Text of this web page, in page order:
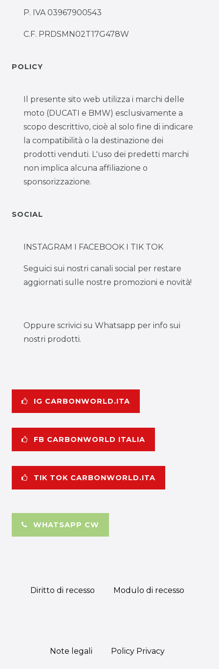
P. IVA 03967900543
C.F. PRDSMN02T17G478W
POLICY
Il presente sito web utilizza i marchi delle
moto (DUCATI e BMW) esclusivamente a
scopo descrittivo, cioè al solo fine di indicare
la compatibilità o la destinazione dei
prodotti venduti. L'uso dei predetti marchi
non implica alcuna affiliazione o
sponsorizzazione.
SOCIAL
INSTAGRAM I FACEBOOK I TIK TOK
Seguici sui nostri canali social per restare
aggiornati sulle nostre promozioni e novità!
Oppure scrivici su Whatsapp per info sui
nostri prodotti.
IG CARBONWORLD.ITA
FB CARBONWORLD ITALIA
TIK TOK CARBONWORLD.ITA
WHATSAPP CW
Diritto di recesso Modulo di recesso
Note legali Policy Privacy